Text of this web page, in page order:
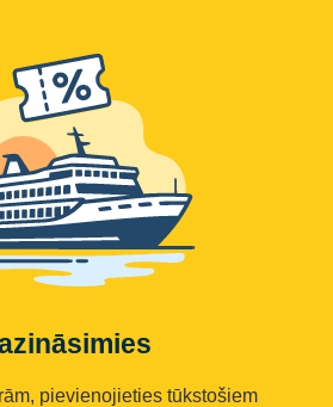
pievienojieties tūkstošiem